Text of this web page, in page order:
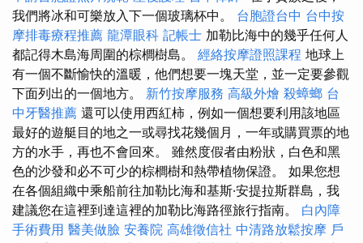
我們將冰和可樂放入下一個玻璃杯中。 台胞證台中 台中按
摩排毒療程推薦 龍潭眼科 記帳士 加勒比海中的幾乎任何人
都記得木島海周圍的棕櫚樹島。 經絡按摩證照課程 地球上
有一個不斷愉快的溫暖，他們想要一塊天堂，並一定要參觀
下面列出的一個地方。 新竹按摩服務 高級外燴 殺蟑螂 台
中牙醫推薦 還可以使用西紅柿，例如一個想要利用該地區
最好的遊艇目的地之一或尋找花幾個月，一年或購買票的地
方的水手，再也不會回來。 雖然度假者由粉狀，白色和黑
色的沙發和必不可少的棕櫚樹和熱帶植物保證。 如果您想
在各個組織中乘船前往加勒比海和基斯·安提拉斯群島，我
建議您在這裡到達這裡的加勒比海路徑旅行指南。 白內障
手術費用 醫美做臉 安養院 高雄徵信社 中清路放鬆按摩 戶